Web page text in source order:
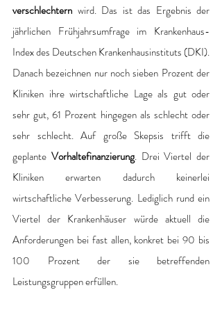
verschlechtern wird. Das ist das Ergebnis der
jährlichen Frühjahrsumfrage im Krankenhaus-
Index des Deutschen Krankenhausinstituts (DKI).
Danach bezeichnen nur noch sieben Prozent der
Kliniken ihre wirtschaftliche Lage als gut oder
sehr gut, 61 Prozent hingegen als schlecht oder
sehr schlecht. Auf große Skepsis trifft die
geplante Vorhaltefinanzierung. Drei Viertel der
Kliniken erwarten dadurch keinerlei
wirtschaftliche Verbesserung. Lediglich rund ein
Viertel der Krankenhäuser würde aktuell die
Anforderungen bei fast allen, konkret bei 90 bis
100 Prozent der sie betreffenden
Leistungsgruppen erfüllen.